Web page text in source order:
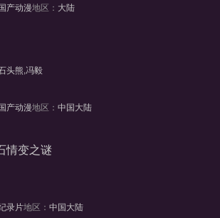
产动漫地区： 大陆
头熊,冯毅
产动漫地区： 中国大陆
情变之谜
录片地区： 中国大陆